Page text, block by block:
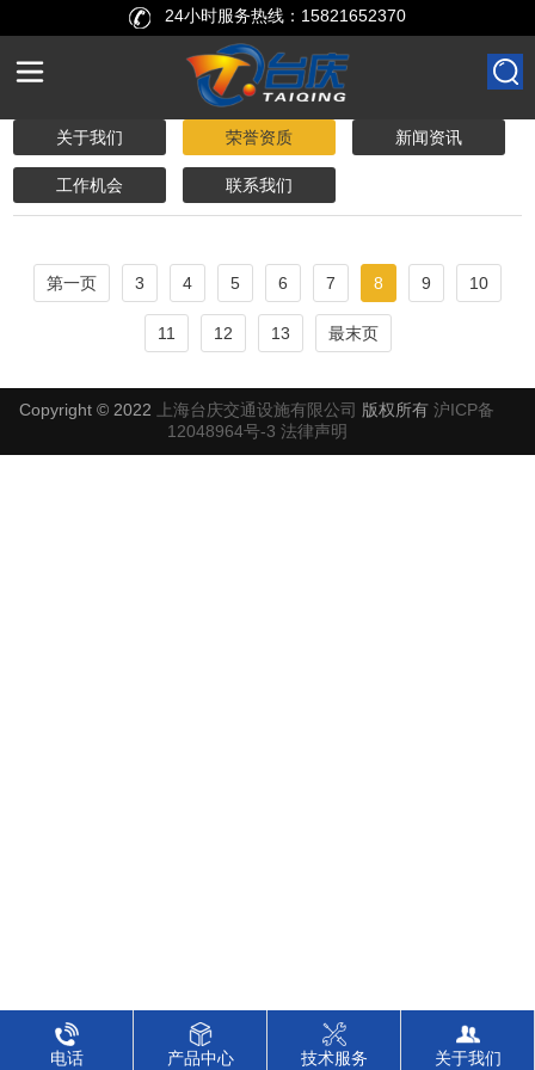
24小时服务热线： 15821652370
关于我们 荣誉资质 新闻资讯
工作机会 联系我们
第一页 3 4 5 6 7 8 9 10
11 12 13 最末页
电话 产品中心 技术服务 关于我们
Copyright © 2022 上海台庆交通设施有限公司 版权所有沪ICP备
12048964号-3 法律声明